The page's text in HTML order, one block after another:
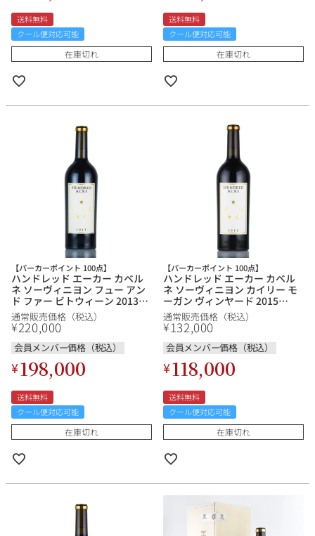
送料無料
クール便対応可能
在庫切れ
送料無料
クール便対応可能
在庫切れ
【パーカーポイント 100点】
ハンドレッド エーカー カベル
ネ ソーヴィニヨン フュー アン
ド ファー ビトウィーン 2013
Hundred Acre Cabernet
Sauvignon Few and Far
Between アメリカ カリフォル
ニア 赤ワイン
通常販売価格（税込）
¥220,000
会員メンバー価格（税込）
¥198,000
送料無料
クール便対応可能
在庫切れ
【パーカーポイント 100点】
ハンドレッド エーカー カベル
ネ ソーヴィニヨン カイリー モ
ーガン ヴィンヤード 2015
Hundred Acre Cabernet
Sauvignon Kayli Morgan
Vineyard アメリカ カリフォル
ニア 赤ワイン
通常販売価格（税込）
¥132,000
会員メンバー価格（税込）
¥118,000
送料無料
クール便対応可能
在庫切れ